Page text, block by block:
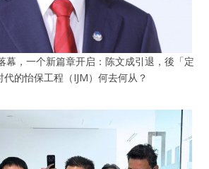
幕，一个新篇章开启：陈文成引退，後「定
代的怡保工程（IJM）何去何从？